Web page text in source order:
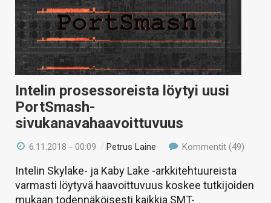
Intelin prosessoreista löytyi uusi
PortSmash-
sivukanavahaavoittuvuus
6.11.2018 - 00:09 / Petrus Laine Kommentit (49)
Intelin Skylake- ja Kaby Lake -arkkitehtuureista
varmasti löytyvä haavoittuvuus koskee tutkijoiden
mukaan todennäköisesti kaikkia SMT-